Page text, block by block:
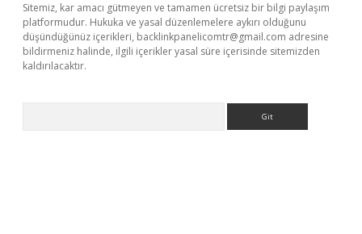
Sitemiz, kar amacı gütmeyen ve tamamen ücretsiz bir bilgi paylaşım
platformudur. Hukuka ve yasal düzenlemelere aykırı olduğunu
düşündüğünüz içerikleri, backlinkpanelicomtr@gmail.com adresine
bildirmeniz halinde, ilgili içerikler yasal süre içerisinde sitemizden
kaldırılacaktır.